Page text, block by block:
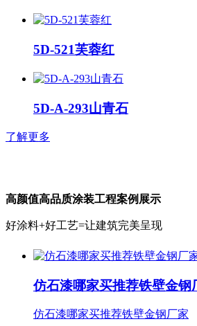
5D-521芙蓉红
5D-A-293山青石
了解更多
高颜值高品质涂装工程案例展示
好涂料+好工艺=让建筑完美呈现
仿石漆哪家买推荐铁壁金钢
仿石漆哪家买推荐铁壁金钢厂家